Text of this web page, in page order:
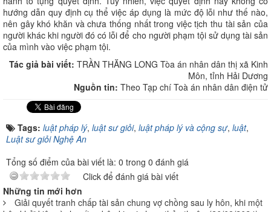
hướng dẫn quy định cụ thể việc áp dụng là mức độ lỗi như thế nào,
nên gây khó khăn và chưa thống nhất trong việc tịch thu tài sản của
người khác khi người đó có lỗi để cho người phạm tội sử dụng tài sản
của mình vào việc phạm tội.
Tác giả bài viết: TRẦN THĂNG LONG Tòa án nhân dân thị xã Kinh
Môn, tỉnh Hải Dương
Nguồn tin: Theo Tạp chí Toà án nhân dân điện tử
Tags: luật pháp lý, luật sư giỏi, luật pháp lý và cộng sự, luật,
Luật sư giỏi Nghệ An
Tổng số điểm của bài viết là: 0 trong 0 đánh giá
Click để đánh giá bài viết
Những tin mới hơn
Giải quyết tranh chấp tài sản chung vợ chồng sau ly hôn, khi một